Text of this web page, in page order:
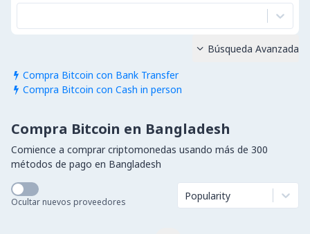
 Compra Bitcoin con Bank Transfer
 Compra Bitcoin con Cash in person
 Búsqueda Avanzada
Compra Bitcoin en Bangladesh
Comience a comprar criptomonedas usando más de 300
métodos de pago en Bangladesh
Ocultar nuevos proveedores Popularity